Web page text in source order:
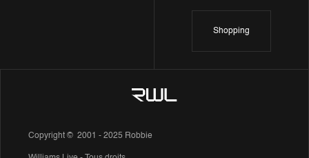
Shopping
Copyright © 2001 - 2025 Robbie